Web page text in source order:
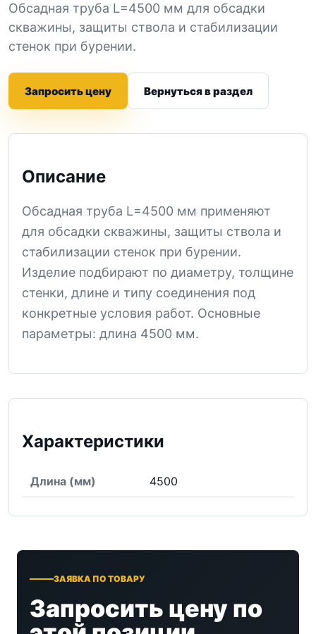
Обсадная труба L=4500 мм для обсадки
скважины, защиты ствола и стабилизации
стенок при бурении.
Запросить цену Вернуться в раздел
Описание
Обсадная труба L=4500 мм применяют
для обсадки скважины, защиты ствола и
стабилизации стенок при бурении.
Изделие подбирают по диаметру, толщине
стенки, длине и типу соединения под
конкретные условия работ. Основные
параметры: длина 4500 мм.
Характеристики
Длина (мм) 4500
ЗАЯВКА ПО ТОВАРУ
Запросить цену по